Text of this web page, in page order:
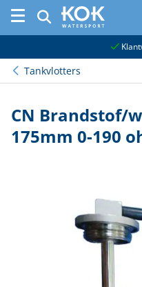
Tankvlotters
CN Brandstof/
175mm 0-190